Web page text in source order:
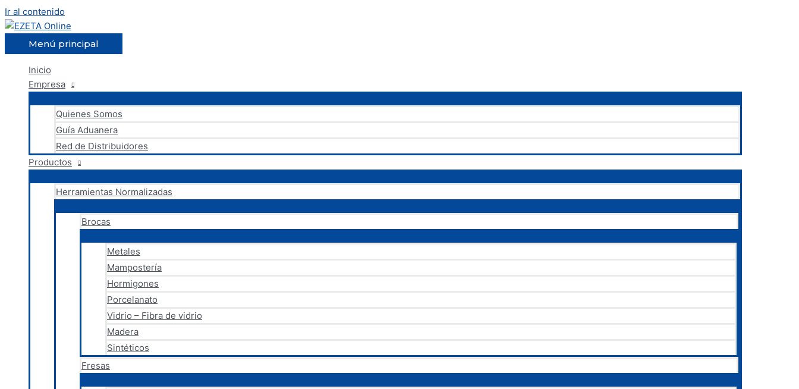
Ir al contenido
Menú principal
Inicio
Empresa
Quienes Somos
Guía Aduanera
Red de Distribuidores
Productos
Herramientas Normalizadas
Brocas
Metales
Mampostería
Hormigones
Porcelanato
Vidrio – Fibra de vidrio
Madera
Sintéticos
Fresas